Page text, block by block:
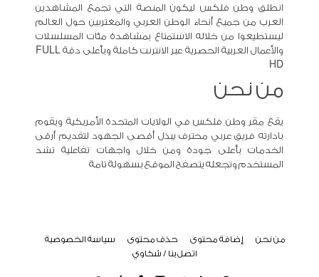
انطلق وطن فلكس ليكون المنصة التي تجمع المشاهدين
العرب من جميع أنحاء الوطن العربي والمغتربين حول العالم
ليستطيعوا من خلاله الاستمتاع بمشاهدة مئات المسلسلات
والأعمال العربية الحصرية عبر الانترنت كاملة وبأعلى دقة FULL
HD
من نحن
يقع مقر وطن فلكس في الولايات المتحدة الأمريكية ويقوم
بادارته فريق عربي محترف يبذل أقصى الجهود لتقديم أرقى
الخدمات بأعلى جودة ومن خلال واجهات تفاعلية تشد
المستخدم وتجعله يتصفح الموقع بسهولة تامة
من نحن إضافة محتوى حذف محتوى
سياسة الخصوصية
اتصل بنا / شكاوي